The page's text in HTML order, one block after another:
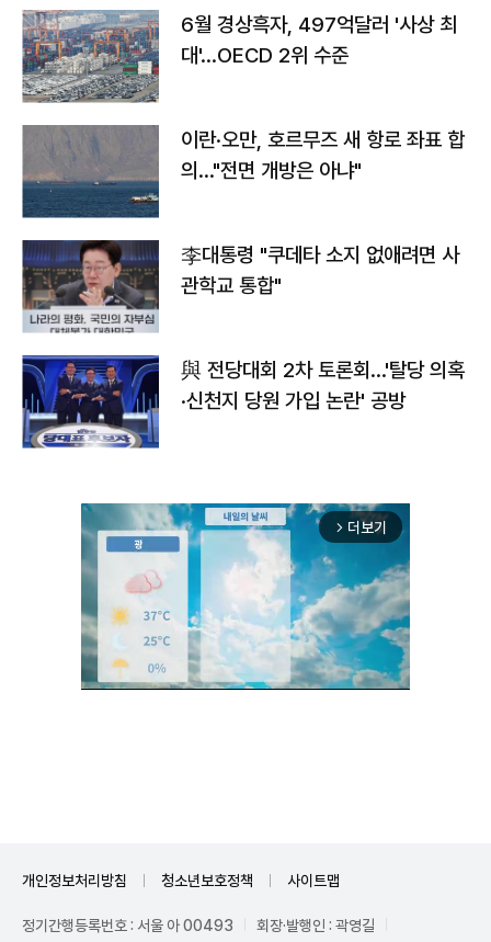
6월 경상흑자, 497억달러 '사상 최
대'…OECD 2위 수준
이란·오만, 호르무즈 새 항로 좌표 합
의…"전면 개방은 아냐"
李대통령 "쿠데타 소지 없애려면 사
관학교 통합"
與 전당대회 2차 토론회…'탈당 의혹
·신천지 당원 가입 논란' 공방
arrow_forward_ios 더보기
개인정보처리방침 청소년보호정책 사이트맵
정기간행등록번호 : 서울 아 00493 회장·발행인 : 곽영길